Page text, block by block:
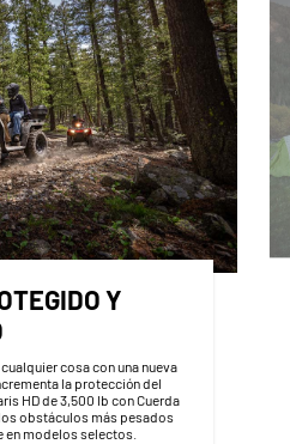
Y
cosa con una nueva
la protección del
HD de 3,500 lb con Cuerda
obstáculos más pesados
en modelos selectos.